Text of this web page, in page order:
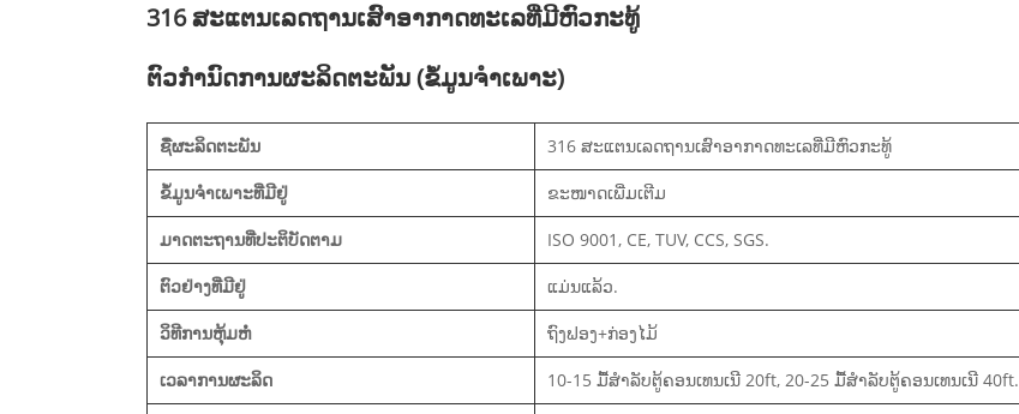
316 ສະແຕນເລດຖານເສົາອາກາດທະເລທີ່ມີຫົວກະທູ້
ຕົວກໍານົດການຜະລິດຕະພັນ (ຂໍ້ມູນຈໍາເພາະ)
ຊື່ຜະລິດຕະພັນ 316 ສະແຕນເລດຖານເສົາອາກາດທະເລທີ່ມີຫົວກະທູ້
ຂໍ້ມູນຈໍາເພາະທີ່ມີຢູ່ ຂະໜາດເພີ່ມເຕີມ
ມາດຕະຖານທີ່ປະຕິບັດຕາມ ISO 9001, CE, TUV, CCS, SGS.
ຕົວຢ່າງທີ່ມີຢູ່ ແມ່ນແລ້ວ.
ວິທີການຫຸ້ມຫໍ່ ຖົງຟອງ+ກ່ອງໄມ້
ເວລາການຜະລິດ 10-15 ມື້ສໍາລັບຕູ້ຄອນເທນເນີ 20ft, 20-25 ມື້ສໍາລັບຕູ້ຄອນເທນເນີ 40ft.